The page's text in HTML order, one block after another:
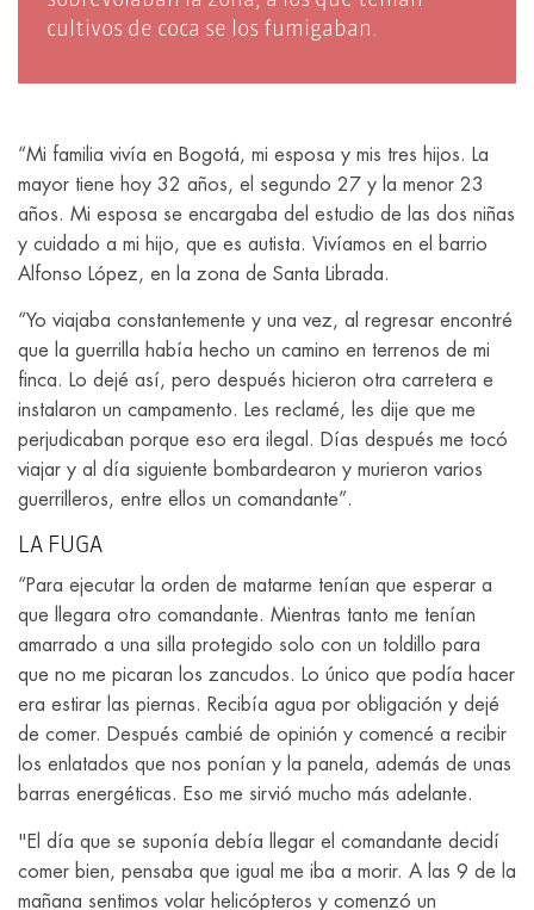
cultivos de coca se los fumigaban.
“Mi familia vivía en Bogotá, mi esposa y mis tres hijos. La
mayor tiene hoy 32 años, el segundo 27 y la menor 23
años. Mi esposa se encargaba del estudio de las dos niñas
y cuidado a mi hijo, que es autista. Vivíamos en el barrio
Alfonso López, en la zona de Santa Librada.
“Yo viajaba constantemente y una vez, al regresar encontré
que la guerrilla había hecho un camino en terrenos de mi
finca. Lo dejé así, pero después hicieron otra carretera e
instalaron un campamento. Les reclamé, les dije que me
perjudicaban porque eso era ilegal. Días después me tocó
viajar y al día siguiente bombardearon y murieron varios
guerrilleros, entre ellos un comandante”.
LA FUGA
“Para ejecutar la orden de matarme tenían que esperar a
que llegara otro comandante. Mientras tanto me tenían
amarrado a una silla protegido solo con un toldillo para
que no me picaran los zancudos. Lo único que podía hacer
era estirar las piernas. Recibía agua por obligación y dejé
de comer. Después cambié de opinión y comencé a recibir
los enlatados que nos ponían y la panela, además de unas
barras energéticas. Eso me sirvió mucho más adelante.
"El día que se suponía debía llegar el comandante decidí
comer bien, pensaba que igual me iba a morir. A las 9 de la
mañana sentimos volar helicópteros y comenzó un